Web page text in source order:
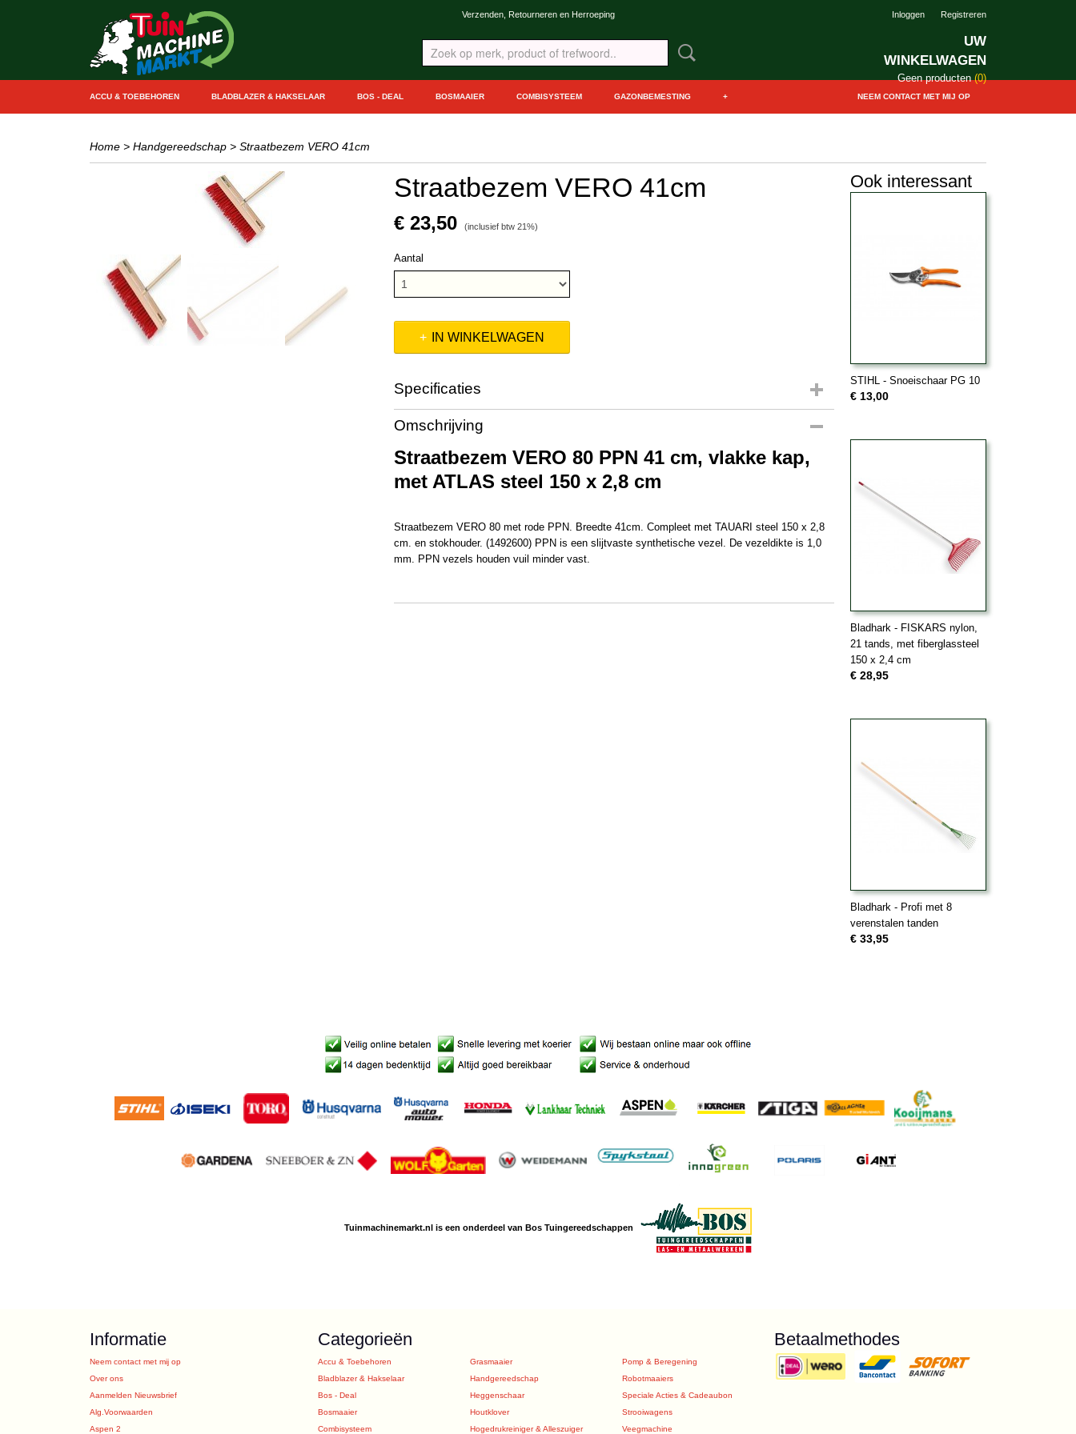
Verzenden, Retourneren en Herroeping Inloggen Registreren
UW
WINKELWAGEN
Geen producten(0)
NEEM CONTACT MET MIJ OP
ACCU & TOEBEHOREN BLADBLAZER & HAKSELAAR BOS - DEAL BOSMAAIER COMBISYSTEEM GAZONBEMESTING +
Home > Handgereedschap > Straatbezem VERO 41cm
Straatbezem VERO 41cm
€ 23,50 (inclusief btw 21%)
Aantal
IN WINKELWAGEN
Specificaties
Productcode
EAN code
Productcode leverancier
1490341
Afmetingen (l,b,h)
150 x 0 x 0 cm
Omschrijving
Straatbezem VERO 80 PPN 41 cm, vlakke kap,
met ATLAS steel 150 x 2,8 cm
Straatbezem VERO 80 met rode PPN. Breedte 41cm. Compleet met TAUARI steel 150 x 2,8
cm. en stokhouder. (1492600) PPN is een slijtvaste synthetische vezel. De vezeldikte is 1,0
mm. PPN vezels houden vuil minder vast.
Ook interessant
STIHL - Snoeischaar PG 10
€ 13,00
Bladhark - FISKARS nylon,
21 tands, met fiberglassteel
150 x 2,4 cm
€ 28,95
Bladhark - Profi met 8
verenstalen tanden
€ 33,95
Tuinmachinemarkt.nl is een onderdeel van Bos Tuingereedschappen
Informatie
Neem contact met mij op
Over ons
Aanmelden Nieuwsbrief
Alg.Voorwaarden
Aspen 2
Categorieën
Accu & Toebehoren
Bladblazer & Hakselaar
Bos - Deal
Bosmaaier
Combisysteem
Grasmaaier
Handgereedschap
Heggenschaar
Houtklover
Hogedrukreiniger & Alleszuiger
Pomp & Beregening
Robotmaaiers
Speciale Acties & Cadeaubon
Strooiwagens
Veegmachine
Betaalmethodes